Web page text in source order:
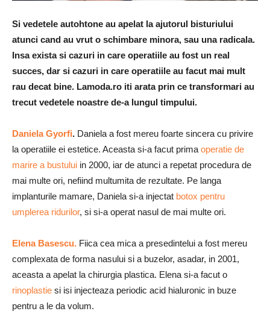
Si vedetele autohtone au apelat la ajutorul bisturiului
atunci cand au vrut o schimbare minora, sau una radicala.
Insa exista si cazuri in care operatiile au fost un real
succes, dar si cazuri in care operatiile au facut mai mult
rau decat bine. Lamoda.ro iti arata prin ce transformari au
trecut vedetele noastre de-a lungul timpului.
Daniela Gyorfi. Daniela a fost mereu foarte sincera cu privire
la operatiile ei estetice. Aceasta si-a facut prima operatie de
marire a bustului in 2000, iar de atunci a repetat procedura de
mai multe ori, nefiind multumita de rezultate. Pe langa
implanturile mamare, Daniela si-a injectat botox pentru
umplerea ridurilor, si si-a operat nasul de mai multe ori.
Elena Basescu. Fiica cea mica a presedintelui a fost mereu
complexata de forma nasului si a buzelor, asadar, in 2001,
aceasta a apelat la chirurgia plastica. Elena si-a facut o
rinoplastie si isi injecteaza periodic acid hialuronic in buze
pentru a le da volum.